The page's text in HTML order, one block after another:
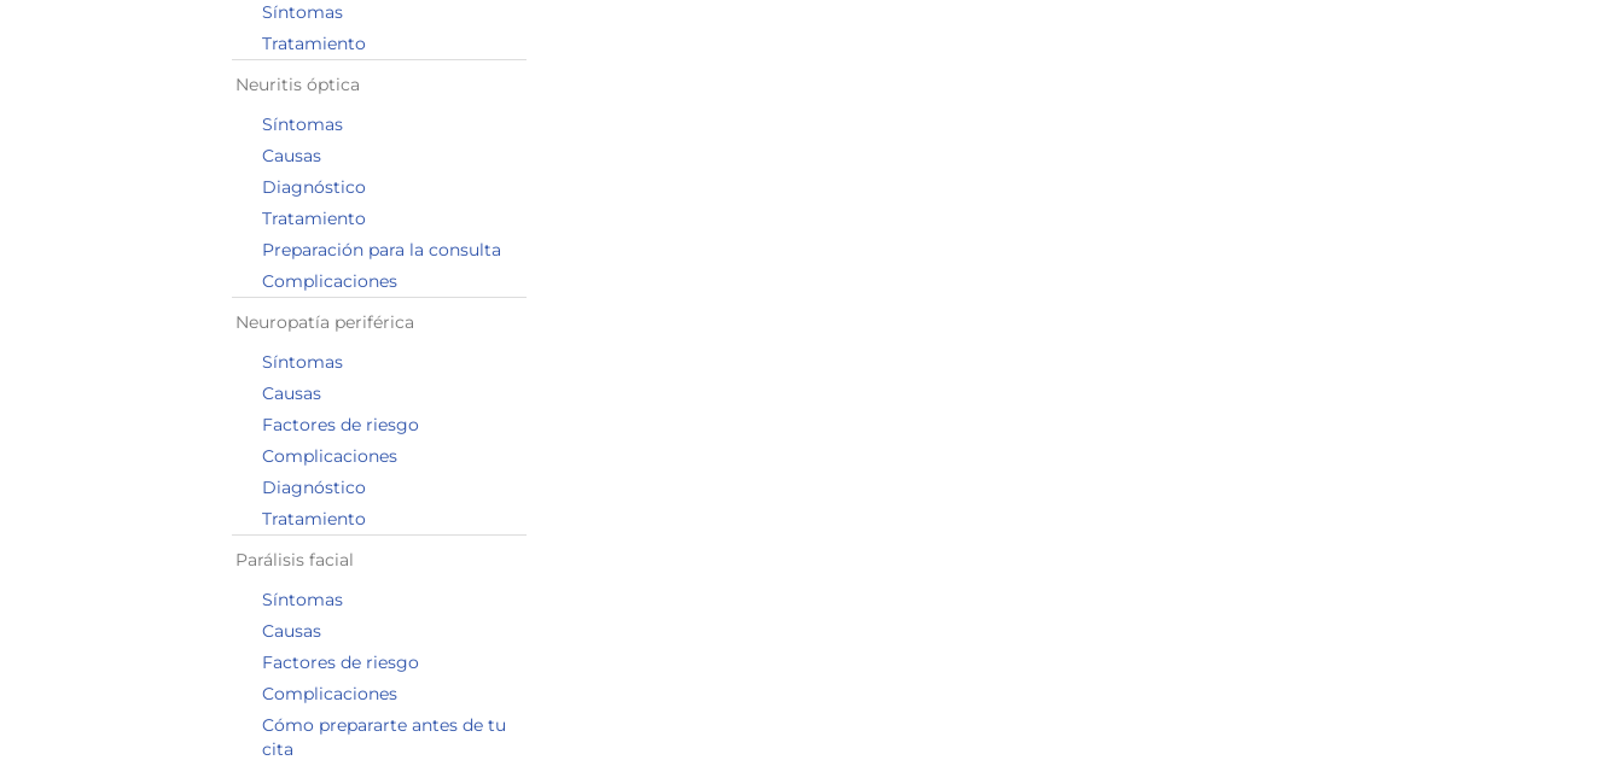
Síntomas
Tratamiento
Neuritis óptica
Síntomas
Causas
Diagnóstico
Tratamiento
Preparación para la consulta
Complicaciones
Neuropatía periférica
Síntomas
Causas
Factores de riesgo
Complicaciones
Diagnóstico
Tratamiento
Parálisis facial
Síntomas
Causas
Factores de riesgo
Complicaciones
Cómo prepararte antes de tu
cita